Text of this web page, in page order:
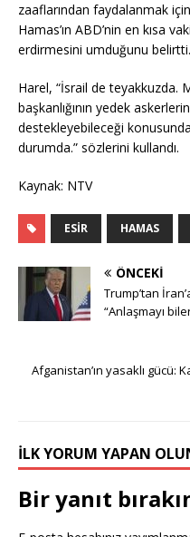
zaaflarından faydalanmak
Hamas’ın ABD’nin en kısa
erdirmesini umduğunu belirtti.
Harel, “İsrail de teyakkuzda.
başkanlığının yedek
destekleyebileceği
durumda.” sözlerini kullandı.
Kaynak: NTV
ESIR HAMAS
ÖNCEKI
Trump’tan
“Anlaşmayı
Afganistan’ın yasaklı gücü:
İLK YORUM YAPAN
Bir yanıt